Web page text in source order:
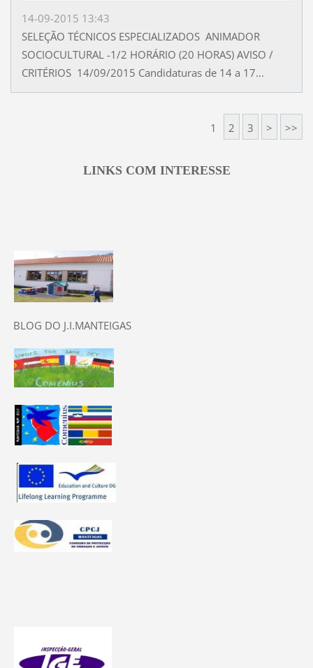
14-09-2015 13:43
SELEÇÃO TÉCNICOS ESPECIALIZADOS ANIMADOR
SOCIOCULTURAL -1/2 HORÁRIO (20 HORAS) AVISO /
CRITÉRIOS 14/09/2015 Candidaturas de 14 a 17...
1 2 3 > >>
LINKS COM INTERESSE
BLOG DO J.I.MANTEIGAS